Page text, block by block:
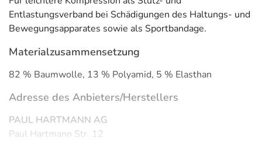
Entlastungsverband bei Schädigungen des Haltungs- und
Bewegungsapparates sowie als Sportbandage.
Materialzusammensetzung
82 % Baumwolle, 13 % Polyamid, 5 % Elasthan
Adresse des Anbieters/Herstellers
PAUL HARTMANN AG
Paul Hartmann Str. 12